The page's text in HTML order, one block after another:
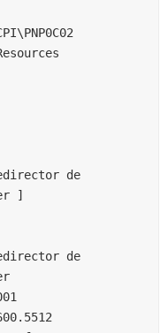
de
]
de